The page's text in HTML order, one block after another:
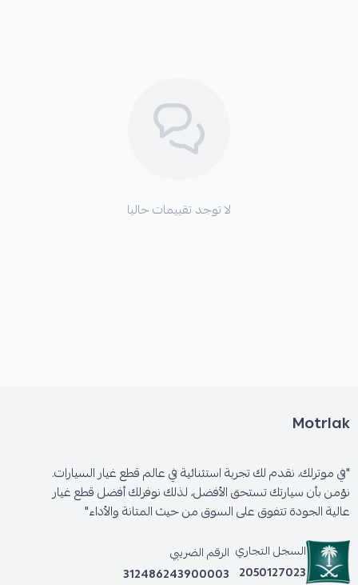
اهتزازات في دواسة الفرامل أو عجلة القيادة.
تلف أقراص الفرامل (الهوبات) بسبب الاحتكاك المباشر.
لا توجد تقييمات حاليا
Motrlak
"في موترلك، نقدم لك تجربة استثنائية في عالم قطع غيار السيارات.
نؤمن بأن سيارتك تستحق الأفضل، لذلك نوفرلك أفضل قطع غيار
عالية الجودة تتفوق على السوق من حيث المتانة والأداء"
السجل التجاري
2050127023
الرقم الضريبي
312486243900003